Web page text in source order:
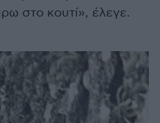
στο κουτί», έλεγε.